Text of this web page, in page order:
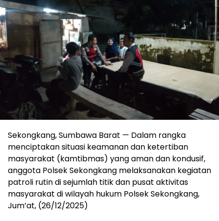
Sekongkang, Sumbawa Barat — Dalam rangka
menciptakan situasi keamanan dan ketertiban
masyarakat (kamtibmas) yang aman dan kondusif,
anggota Polsek Sekongkang melaksanakan kegiatan
patroli rutin di sejumlah titik dan pusat aktivitas
masyarakat di wilayah hukum Polsek Sekongkang,
Jum’at, (26/12/2025)